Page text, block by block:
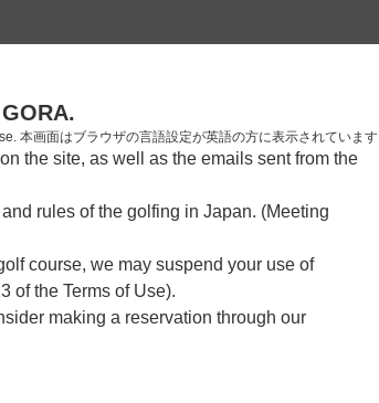
本画面はブラウザの言語設定が英語の方に表示されています
the site, as well as the emails sent from the
rules of the golfing in Japan. (Meeting
course, we may suspend your use of
of the Terms of Use).
making a reservation through our